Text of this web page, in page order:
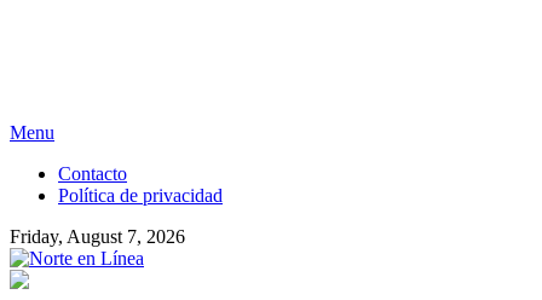
Skip
content
Menu
Contacto
Política de privacidad
Friday, August 7, 2026